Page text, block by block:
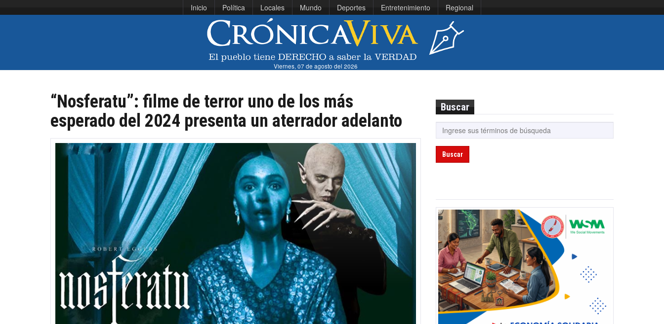
Inicio Política Locales Mundo Deportes Entretenimiento Regional
Viernes, 07 de agosto del 2026
“Nosferatu”: filme de terror uno de los más
esperado del 2024 presenta un aterrador adelanto
Buscar
Buscar